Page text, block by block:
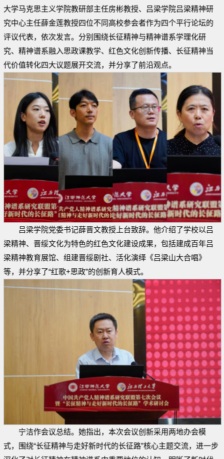
大学马克思主义学院教研部主任房彬教授、吕梁学院吕梁精神研
究中心主任薛金莲教授四位不同高校参会者作为四个平行论坛的
评议代表，依次发言。分别围绕长征精神与精神谱系学理化研
究、精神谱系融入思政课教学、红色文化创新传播、长征精神当
代价值转化四大议题展开交流，并分享了前沿观点。
吕梁学院党委书记薛晋文教授上台致辞。他介绍了学校以吕
梁精神、晋绥文化为特色的红色文化建设成果，包括建成百年吕
梁精神教育展馆、组建晋绥剧社、活化演绎《吕梁山大合唱》
等，并分享了“红歌+思政”的创新育人模式。
宁洁作会议总结。她指出，本次会议创新采用两地办会模
式，围绕“长征精神与走好新时代的长征路”核心主题交流，进一步